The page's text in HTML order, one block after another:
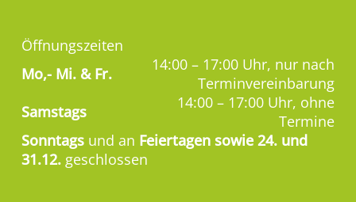
Öffnungszeiten
Mo,- Mi. & Fr.
14:00 – 17:00 Uhr, nur nach
Terminvereinbarung
Samstags
14:00 – 17:00 Uhr, ohne
Termine
Sonntags und an Feiertagen sowie 24. und
31.12. geschlossen